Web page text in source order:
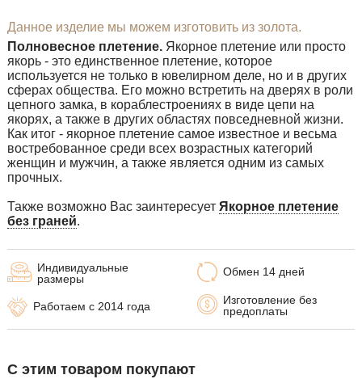
Данное изделие мы можем изготовить из золота.
Полновесное плетение. Якорное плетение или просто
якорь - это единственное плетение, которое
используется не только в ювелирном деле, но и в других
сферах общества. Его можно встретить на дверях в роли
цепного замка, в кораблестроениях в виде цепи на
якорях, а также в других областях повседневной жизни.
Как итог - якорное плетение самое известное и весьма
востребованное среди всех возрастных категорий
женщин и мужчин, а также является одним из самых
прочных.
Также возможно Вас заинтересует Якорное плетение
без граней.
Обмен 14 дней
Изготовление без
предоплаты
Индивидуальные
размеры
Работаем с 2014 года
С этим товаром покупают